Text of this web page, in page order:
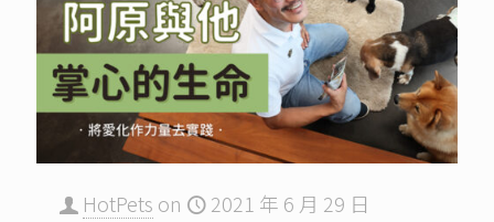
HotPets on 2021 年 6 月 29 日